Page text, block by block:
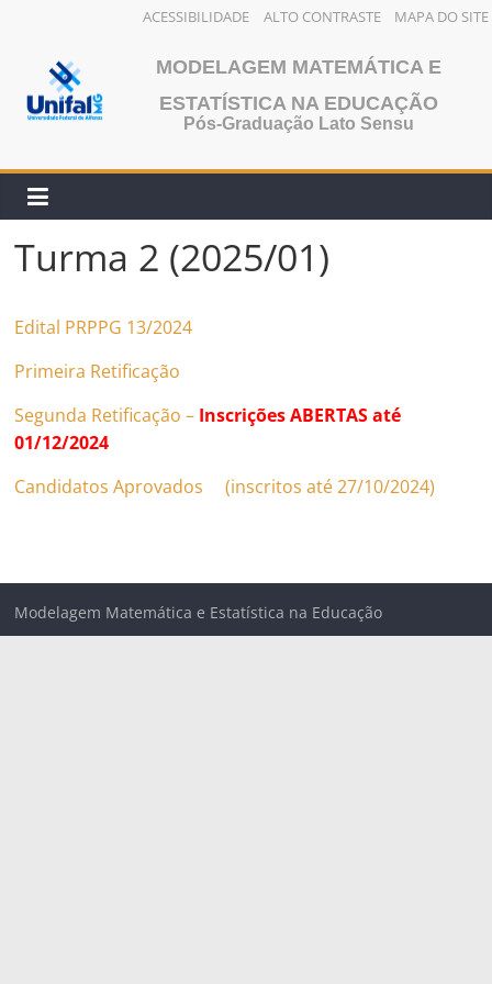
ACESSIBILIDADE ALTO CONTRASTE MAPA DO SITE
conteúdo
MODELAGEM MATEMÁTICA E
ESTATÍSTICA NA EDUCAÇÃO
Pós-Graduação Lato Sensu
Turma 2 (2025/01)
Edital PRPPG 13/2024
Primeira Retificação
Segunda Retificação – Inscrições ABERTAS até
01/12/2024
Candidatos Aprovados (inscritos até 27/10/2024)
Modelagem Matemática e Estatística na Educação